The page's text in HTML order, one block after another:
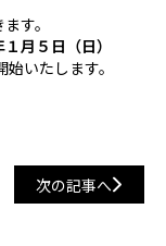
す。
月５日（日）
いたします。
次の記事へ